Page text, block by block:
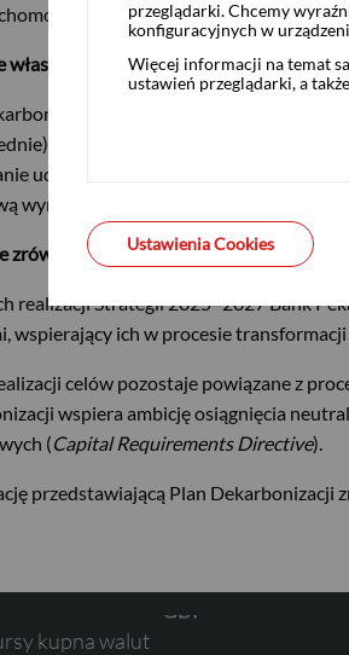
o niskiej efektywności
obejmuje także operacje
i 2 (emisje pośrednie) o 60,8% w
udziału energii pochodzącej z
wymianę floty na pojazdy niskoemisyjne.
zrównoważonego rozwoju klientów
realizacji Strategii 2025–2027 Bank
wspierający ich w procesie
celów pozostaje powiązane z
wspiera ambicję osiągnięcia
(Capital Requirements Directive).
przedstawiającą Plan Dekarbonizacji
kupna walut
USD
EUR
przeglądarki. Chcemy
konfiguracyjnych w
Więcej informacji na temat
ustawień przeglądarki, a
Ustawienia Cookies